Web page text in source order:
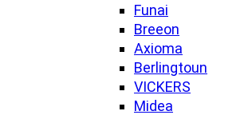
Funai
Breeon
Axioma
Berlingtoun
VICKERS
Midea